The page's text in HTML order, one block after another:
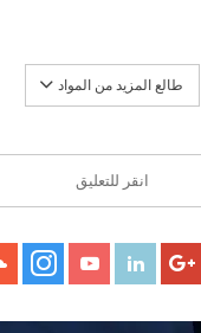
طالع المزيد من المواد
انقر للتعليق